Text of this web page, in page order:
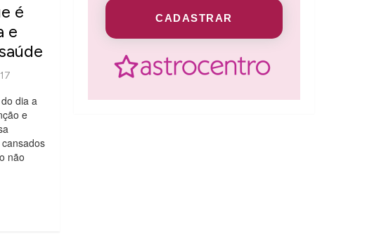
é
e
dia a
e
não
CADASTRAR